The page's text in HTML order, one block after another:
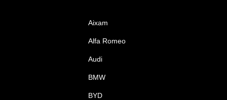
Aixam
Alfa Romeo
Audi
BMW
BYD